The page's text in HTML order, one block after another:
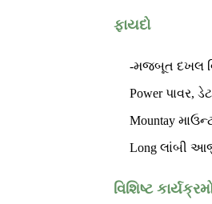
ફાયદો
-મજબૂત દખલ
Power પાવર,
Mountay
Long લાંબી
વિશિષ્ટ